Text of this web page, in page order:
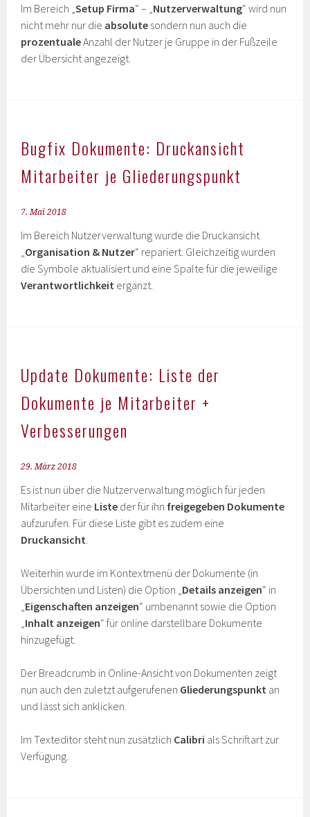
Im Bereich „Setup Firma“ – „ Nutzerverwaltung“ wird nun
nicht mehr nur die absolute sondern nun auch die
prozentualeAnzahl der Nutzer je Gruppe in der Fußzeile
der Übersicht angezeigt.
Bugfix Dokumente: Druckansicht
Mitarbeiter je Gliederungspunkt
7. Mai 2018
Im Bereich Nutzerverwaltung wurde die Druckansicht
Organisation & Nutzer“ repariert. Gleichzeitig wurden
die Symbole aktualisiert und eine Spalte für die jeweilige
Verantwortlichkeit ergänzt.
Update Dokumente: Liste der
Dokumente je Mitarbeiter +
Verbesserungen
29. März 2018
Es ist nun über die Nutzerverwaltung möglich für jeden
Mitarbeiter eine Liste der für ihn freigegeben Dokumente
aufzurufen. Für diese Liste gibt es zudem eine
Druckansicht
Weiterhin wurde im Kontextmenü der Dokumente (in
Übersichten und Listen) die Option „ Details anzeigen“ in
Eigenschaften anzeigen“ umbenannt sowie die Option
Inhalt anzeigen“ für online darstellbare Dokumente
hinzugefügt.
Der Breadcrumb in Online-Ansicht von Dokumenten zeigt
nun auch den zuletzt aufgerufenen Gliederungspunkt an
und lässt sich anklicken.
Im Texteditor steht nun zusätzlich Calibri als Schriftart zur
Verfügung.